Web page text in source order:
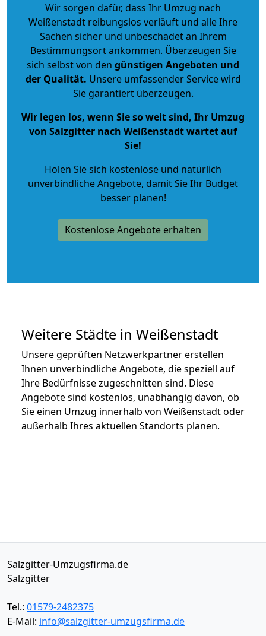
Wir sorgen dafür, dass Ihr Umzug nach
Weißenstadt reibungslos verläuft und alle Ihre
Sachen sicher und unbeschadet an Ihrem
Bestimmungsort ankommen. Überzeugen Sie
sich selbst von den günstigen Angeboten und
der Qualität. Unsere umfassender Service wird
Sie garantiert überzeugen.
Wir legen los, wenn Sie so weit sind, Ihr Umzug
von Salzgitter nach Weißenstadt wartet auf
Sie!
Holen Sie sich kostenlose und natürlich
unverbindliche Angebote, damit Sie Ihr Budget
besser planen!
Kostenlose Angebote erhalten
Weitere Städte in Weißenstadt
Unsere geprüften Netzwerkpartner erstellen
Ihnen unverbindliche Angebote, die speziell auf
Ihre Bedürfnisse zugeschnitten sind. Diese
Angebote sind kostenlos, unabhängig davon, ob
Sie einen Umzug innerhalb von Weißenstadt oder
außerhalb Ihres aktuellen Standorts planen.
Salzgitter-Umzugsfirma.de
Salzgitter
Tel.: 01579-2482375
E-Mail: info@salzgitter-umzugsfirma.de